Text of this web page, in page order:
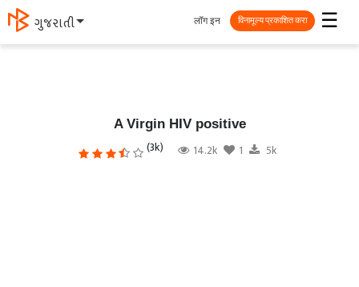
ગુજરાતી ☰
लॉग इन विनामूल्य प्रकाशित करा
A Virgin HIV positive
(3k) 14.2k 1 5k